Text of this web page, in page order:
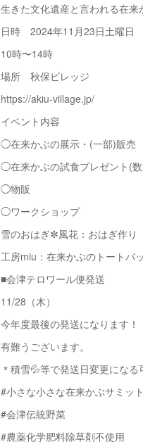
生きた文化遺産と言われる在来
日時 2024年11月23日土曜日
10時〜14時
場所 秋保ビレッジ
https://akiu-village.jp/
イベント内容
◯在来かぶの展示・(一部)販売
◯在来かぶの試食プレゼント(
◯物販
◯ワークショップ
雪のおはぎ✼風花：おはぎ作り
工房miu：在来かぶのトートバ
■会津テロワール便発送
11/28（木）
今年度最後の発送になります！
有難うございます。
＊積雪💦等で発送日変更にな
#小さな小さな在来かぶサミット
#会津伝統野菜
#農薬化学肥料除草剤不使用